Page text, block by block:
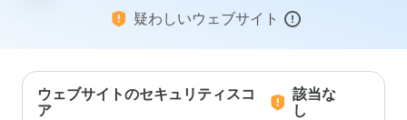
疑わしいウェブサイト
ウェブサイトのセキュリティスコ
ア
該当な
し
ます
か？